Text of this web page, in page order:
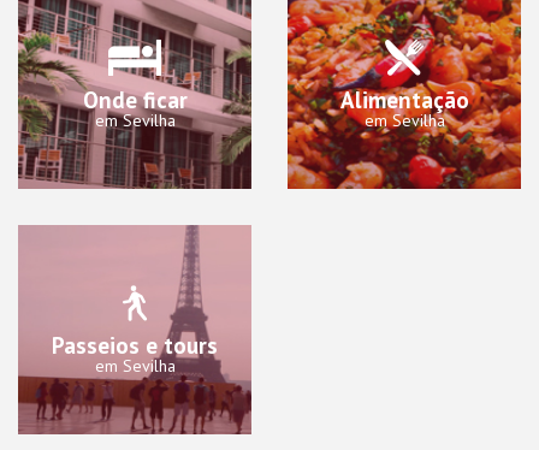
Onde ficar
em Sevilha
Alimentação
em Sevilha
Passeios e tours
em Sevilha